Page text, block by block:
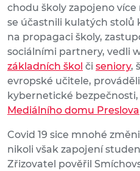
chodu školy zapojeno více
se účastnili kulatých stolů
na propagaci školy,
sociálními partnery, vedli
základních škol či seniory,
evropské učitele,
kybernetické
Mediálního domu Preslova
Covid 19 sice mnohé
nikoli však zapojení
Zřizovatel pověřil